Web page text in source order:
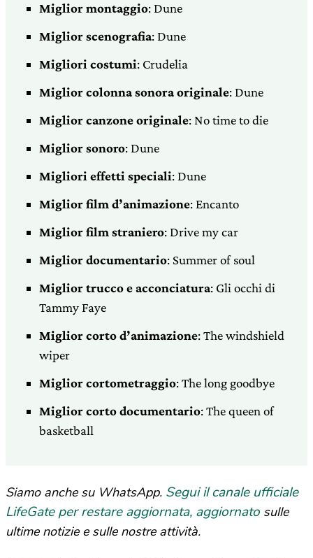
Miglior montaggio: Dune
Miglior scenografia: Dune
Migliori costumi: Crudelia
Miglior colonna sonora originale: Dune
Miglior canzone originale: No time to die
Miglior sonoro: Dune
Migliori effetti speciali: Dune
Miglior film d’animazione: Encanto
Miglior film straniero: Drive my car
Miglior documentario: Summer of soul
Miglior trucco e acconciatura: Gli occhi di
Tammy Faye
Miglior corto d’animazione: The windshield
wiper
Miglior cortometraggio: The long goodbye
Miglior corto documentario: The queen of
basketball
Siamo anche su WhatsApp. Segui il canale ufficiale
LifeGate per restare aggiornata, aggiornato sulle
ultime notizie e sulle nostre attività.